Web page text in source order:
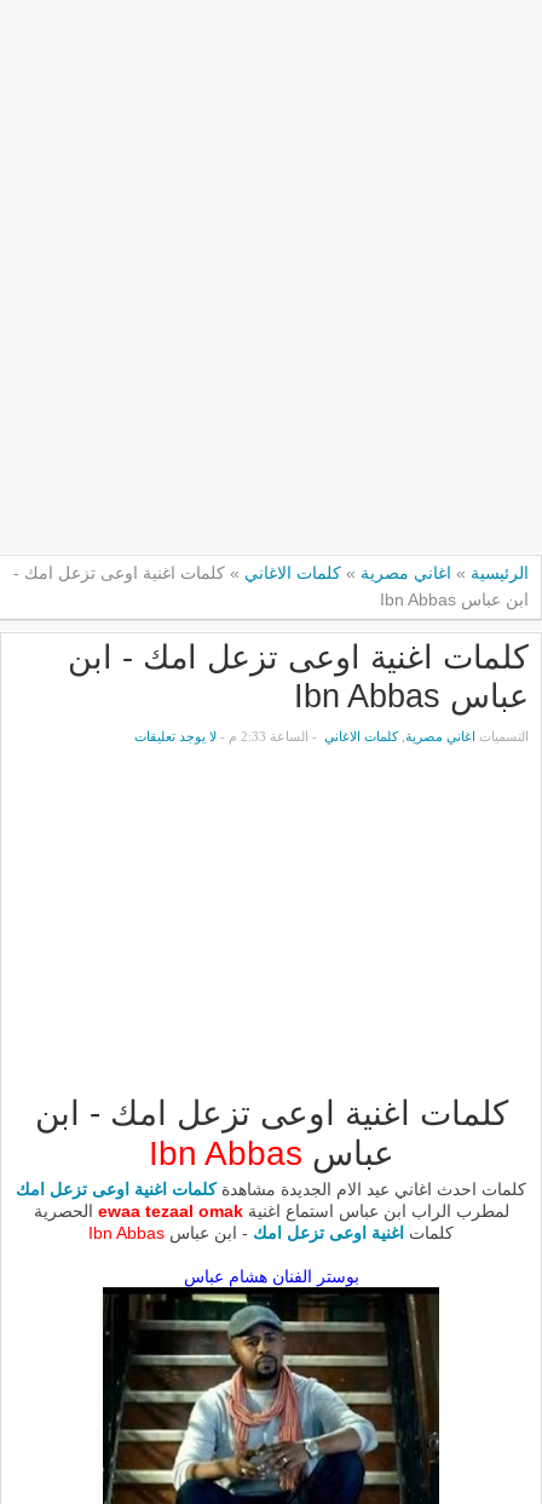
الرئيسية » اغاني مصرية » كلمات الاغاني » كلمات اغنية اوعى تزعل امك -
ابن عباس Ibn Abbas
كلمات اغنية اوعى تزعل امك - ابن
عباس Ibn Abbas
التسميات اغاني مصرية ,كلمات الاغاني - الساعة 2:33 م - لا يوجد تعليقات
كلمات اغنية اوعى تزعل امك - ابن
عباس Ibn Abbas
كلمات احدث اغاني عيد الام الجديدة مشاهدةكلمات اغنية اوعى تزعل امك
لمطرب الراب ابن عباس استماع اغنيةewaa tezaal omak الحصرية
كلمات اغنية اوعى تزعل امك - ابن عباس Ibn Abbas
بوستر الفنان هشام عباس